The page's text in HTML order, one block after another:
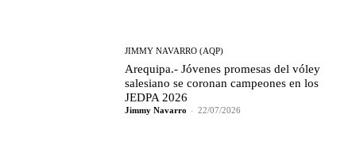
JIMMY NAVARRO (AQP)
Arequipa.- Jóvenes promesas del vóley
salesiano se coronan campeones en los
JEDPA 2026
Jimmy Navarro - 22/07/2026